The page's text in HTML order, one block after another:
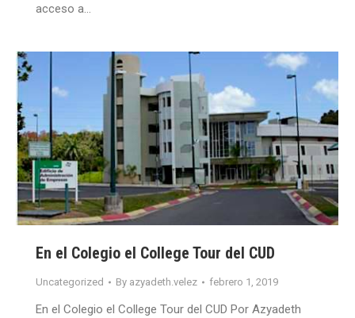
acceso a…
En el Colegio el College Tour del CUD
Uncategorized By azyadeth.velez febrero 1, 2019
En el Colegio el College Tour del CUD Por Azyadeth